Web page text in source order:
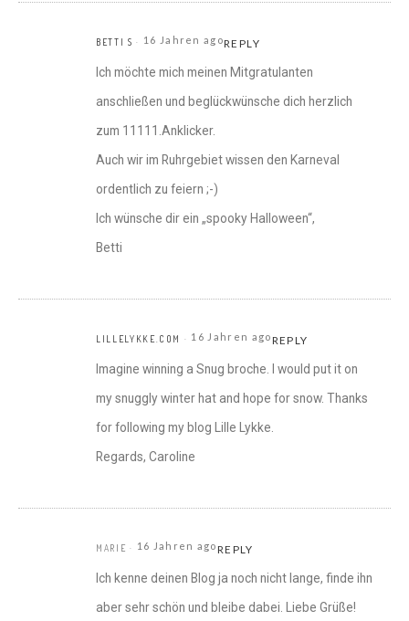
BETTI S 16 Jahren agoREPLY
Ich möchte mich meinen Mitgratulanten
anschließen und beglückwünsche dich herzlich
zum 11111.Anklicker.
Auch wir im Ruhrgebiet wissen den Karneval
ordentlich zu feiern ;-)
Ich wünsche dir ein „spooky Halloween“,
Betti
LILLELYKKE.COM 16 Jahren agoREPLY
Imagine winning a Snug broche. I would put it on
my snuggly winter hat and hope for snow. Thanks
for following my blog Lille Lykke.
Regards, Caroline
MARIE 16 Jahren agoREPLY
Ich kenne deinen Blog ja noch nicht lange, finde ihn
aber sehr schön und bleibe dabei. Liebe Grüße!